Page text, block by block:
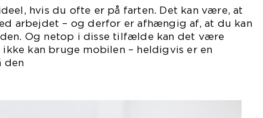
hvis du ofte er på farten. Det kan være, at
arbejdet – og derfor er afhængig af, at du kan
Og netop i disse tilfælde kan det være
kan bruge mobilen – heldigvis er en
den